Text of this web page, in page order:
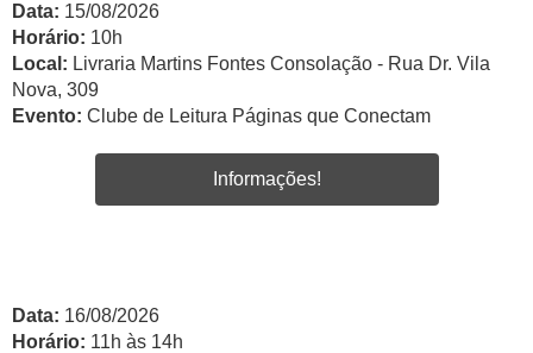
Data: 15/08/2026
Horário: 10h
Local: Livraria Martins Fontes Consolação - Rua Dr. Vila
Nova, 309
Evento: Clube de Leitura Páginas que Conectam
Informações!
Data: 16/08/2026
Horário: 11h às 14h